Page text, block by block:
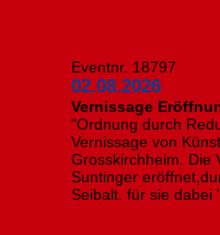
Eventnr. 18797
02.08.2026
Vernissage
"Ordnung durch
Vernissage von
Grosskirchheim. Die
Suntinger
Seibalt. für sie dabei